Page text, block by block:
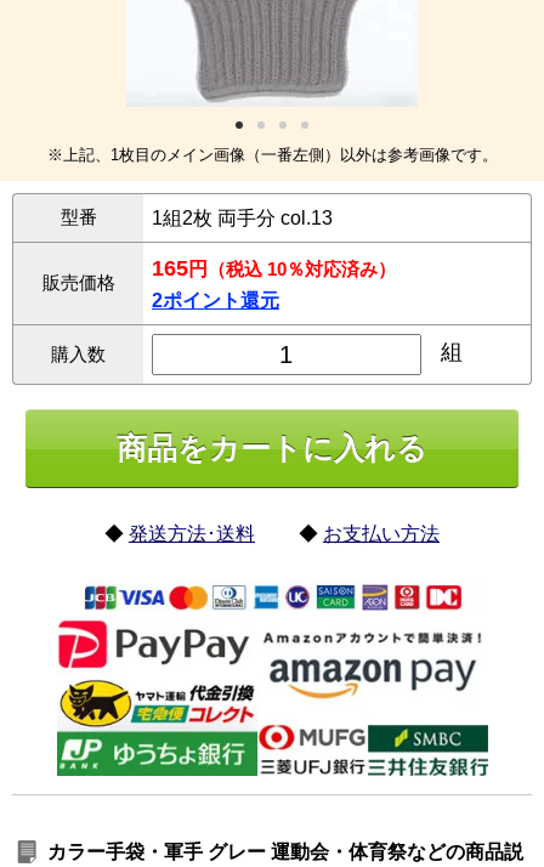
※上記、1枚目のメイン画像（一番左側）以外は参考画像です。
型番 1組2枚 両手分 col.13
販売価格
165円
（税込 10％対応済み）
2ポイント還元
購入数 組
◆ 発送方法･送料 ◆ お支払い方法
カラー手袋・軍手 グレー 運動会・体育祭などの商品説